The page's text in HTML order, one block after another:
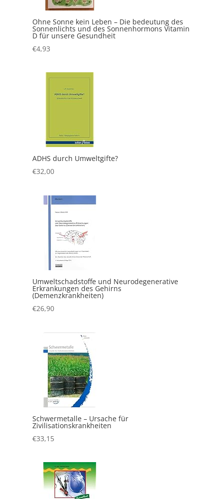
Ohne Sonne kein Leben – Die bedeutung des
Sonnenlichts und des Sonnenhormons Vitamin
D für unsere Gesundheit
€4,93
ADHS durch Umweltgifte?
€32,00
Umweltschadstoffe und Neurodegenerative
Erkrankungen des Gehirns
(Demenzkrankheiten)
€26,90
Schwermetalle – Ursache für
Zivilisationskrankheiten
€33,15